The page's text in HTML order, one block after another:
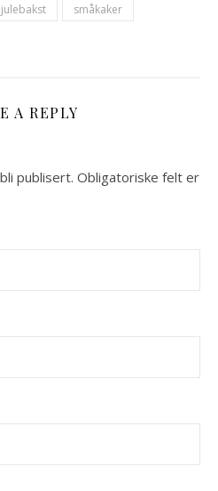
julebakst småkaker
A REPLY
publisert. Obligatoriske felt er